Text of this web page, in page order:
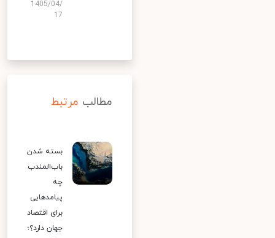
1405/04/
17
مطالب مرتبط
بسته شدن
باب‌المندب
چه
پیامدهایی
برای اقتصاد
جهان دارد؟؛